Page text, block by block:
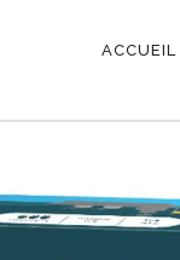
ACCUEIL